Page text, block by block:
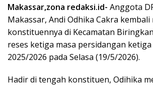
Makassar,zona redaksi.id- Anggota
Makassar, Andi Odhika Cakra kembali
konstituennya di Kecamatan
reses ketiga masa persidangan
2025/2026 pada Selasa (19/5/2026).
Hadir di tengah konstituen, Odihika